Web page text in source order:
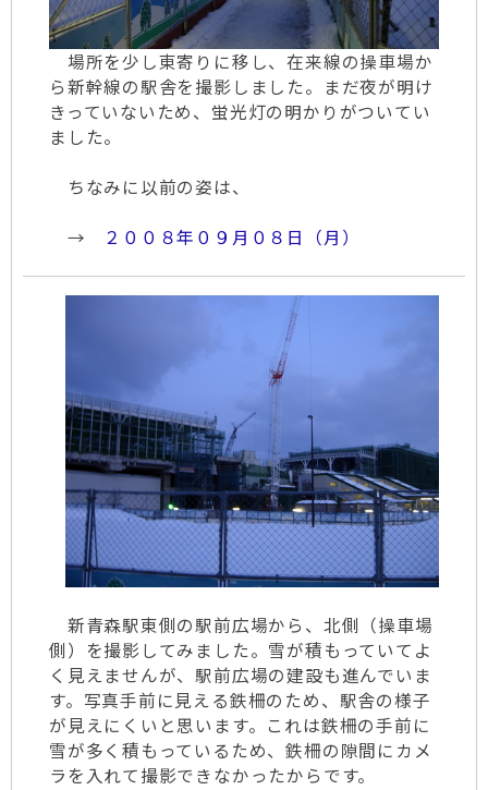
場所を少し東寄りに移し、在来線の操車場か
ら新幹線の駅舎を撮影しました。まだ夜が明け
きっていないため、蛍光灯の明かりがついてい
ました。
ちなみに以前の姿は、
→
２００８年０９月０８日（月）
新青森駅東側の駅前広場から、北側（操車場
側）を撮影してみました。雪が積もっていてよ
く見えませんが、駅前広場の建設も進んでいま
す。写真手前に見える鉄柵のため、駅舎の様子
が見えにくいと思います。これは鉄柵の手前に
雪が多く積もっているため、鉄柵の隙間にカメ
ラを入れて撮影できなかったからです。